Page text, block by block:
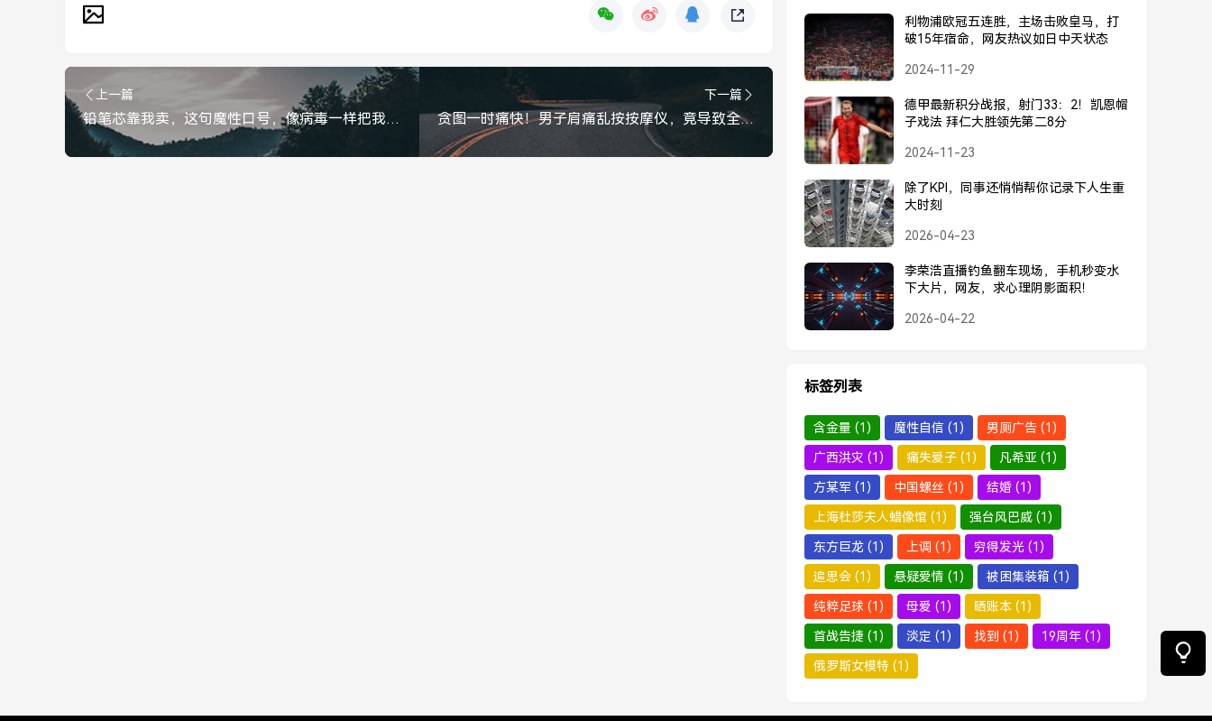
上一篇
铅笔芯靠我卖，这句魔性口号，像病毒一样把我彻底洗脑了，魔性洗脑！铅笔芯靠我卖这句口号到底有多上头？
下一篇
贪图一时痛快！男子肩痛乱按按摩仪，竟导致全身瘫痪，医生紧急提醒，贪图一时痛快！男子肩痛乱按按摩仪致全身瘫痪，医生紧急提醒
利物浦欧冠五连胜，主场击败皇马，打
破15年宿命，网友热议如日中天状态
2024-11-29
德甲最新积分战报，射门33：2！凯恩帽
子戏法 拜仁大胜领先第二8分
2024-11-23
除了KPI，同事还悄悄帮你记录下人生重
大时刻
2026-04-23
李荣浩直播钓鱼翻车现场，手机秒变水
下大片，网友，求心理阴影面积！
2026-04-22
标签列表
含金量 (1) 魔性自信 (1) 男厕广告 (1)
广西洪灾 (1) 痛失爱子 (1) 凡希亚 (1)
方某军 (1) 中国螺丝 (1) 结婚 (1)
上海杜莎夫人蜡像馆 (1) 强台风巴威 (1)
东方巨龙 (1) 上调 (1) 穷得发光 (1)
追思会 (1) 悬疑爱情 (1) 被困集装箱 (1)
纯粹足球 (1) 母爱 (1) 晒账本 (1)
首战告捷 (1) 淡定 (1) 找到 (1) 19周年 (1)
俄罗斯女模特 (1)